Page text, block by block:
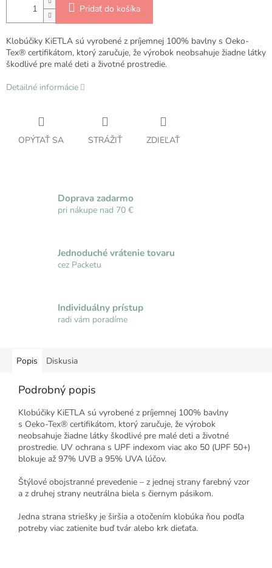
Pridať do košíka
Klobúčiky KiETLA sú vyrobené z príjemnej 100% bavlny s Oeko-
Tex® certifikátom, ktorý zaručuje, že výrobok neobsahuje žiadne látky
škodlivé pre malé deti a životné prostredie.
Detailné informácie
OPÝTAŤ SA STRÁŽIŤ ZDIEĽAŤ
Doprava zadarmo
pri nákupe nad 70 €
Jednoduché vrátenie tovaru
cez Packetu
Individuálny prístup
radi vám poradíme
Popis Diskusia
Podrobný popis
Klobúčiky KiETLA sú vyrobené z príjemnej 100% bavlny
s Oeko-Tex® certifikátom, ktorý zaručuje, že výrobok
neobsahuje žiadne látky škodlivé pre malé deti a životné
prostredie. UV ochrana s UPF indexom viac ako 50 (UPF 50+)
blokuje až 97% UVB a 95% UVA lúčov.
Štýlové obojstranné prevedenie – z jednej strany farebný vzor
a z druhej strany neutrálna biela s čiernym pásikom.
Jedna strana striešky je širšia a otočením klobúka ňou podľa
potreby viac zatienite buď tvár alebo krk dieťaťa.